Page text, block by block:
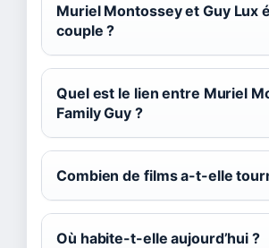
Muriel Montossey et Guy Lux
couple ?
Quel est le lien entre Muriel
Family Guy ?
Combien de films a-t-elle
Où habite-t-elle aujourd’hui ?